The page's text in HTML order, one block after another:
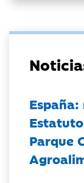
Parque